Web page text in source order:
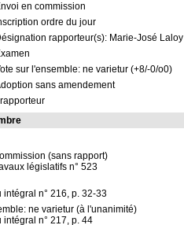
en commission
ordre du jour
rapporteur(s): Marie-José Laloy
sur l'ensemble: ne varietur (+8/-0/o0)
sans amendement
(sans rapport)
législatifs n° 523
intégral n° 216, p. 32-33
ne varietur (à l'unanimité)
intégral n° 217, p. 44